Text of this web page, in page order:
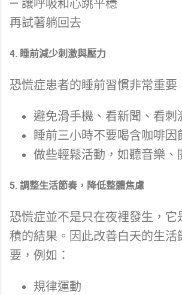
— 讓呼吸和心跳平穩
再試著躺回去
4. 睡前減少刺激與壓力
恐慌症患者的睡前習慣非常重要
避免滑手機、看新聞、看刺
睡前三小時不要喝含咖啡因
做些輕鬆活動，如聽音樂、
5. 調整生活節奏，降低整體焦慮
恐慌症並不是只在夜裡發生，它
積的結果。因此改善白天的生活
要，例如：
規律運動